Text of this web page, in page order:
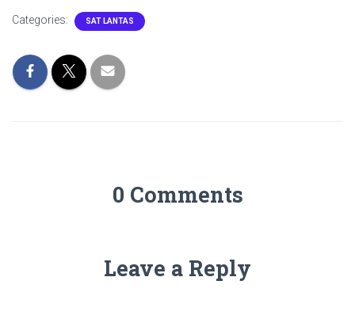
Categories: SAT LANTAS
0 Comments
Leave a Reply